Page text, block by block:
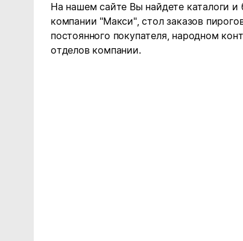
На нашем сайте Вы найдете каталоги и
компании "Макси", стол заказов
постоянного покупателя, народном
отделов компании.